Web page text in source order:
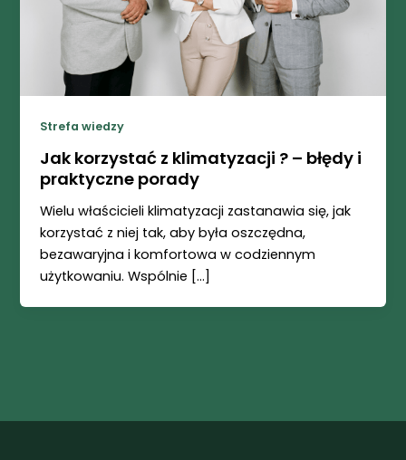
Strefa wiedzy
Jak korzystać z klimatyzacji ? – błędy i
praktyczne porady
Wielu właścicieli klimatyzacji zastanawia się, jak
korzystać z niej tak, aby była oszczędna,
bezawaryjna i komfortowa w codziennym
użytkowaniu. Wspólnie […]